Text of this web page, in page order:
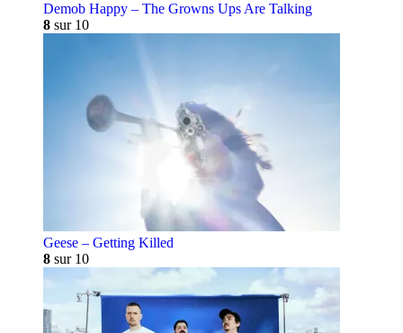
Demob Happy – The Growns Ups Are Talking
8 sur 10
Geese – Getting Killed
8 sur 10